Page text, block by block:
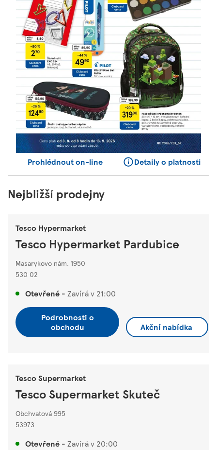
Prohlédnout on-line Detaily o platnosti
Nejbližší prodejny
Tesco Hypermarket
Tesco Hypermarket Pardubice
Masarykovo nám. 1950
530 02
Otevřené - Zavírá v 21:00
Podrobnosti o
obchodu
Akční nabídka
Tesco Supermarket
Tesco Supermarket Skuteč
Obchvatová 995
53973
Otevřené - Zavírá v 20:00